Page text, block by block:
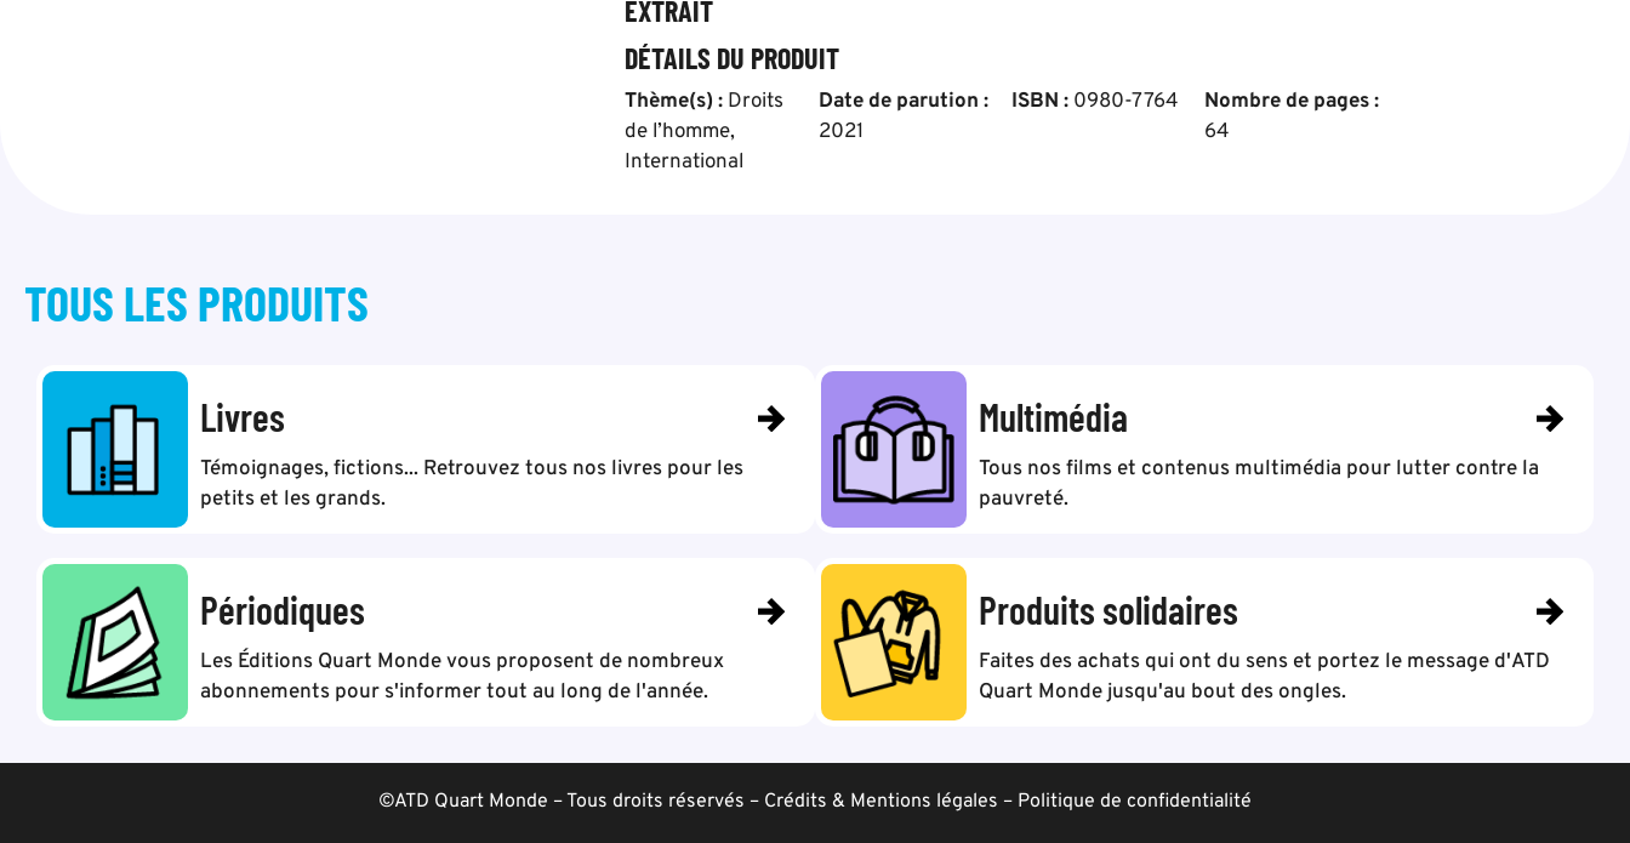
EXTRAIT
DÉTAILS DU PRODUIT
Thème(s) : Droits
de l’homme,
International
Date de parution :
2021
ISBN : 0980-7764
Nombre de pages :
64
TOUS LES PRODUITS
Livres
Témoignages, fictions... Retrouvez tous nos livres pour les
petits et les grands.
Multimédia
Tous nos films et contenus multimédia pour lutter contre la
pauvreté.
Périodiques
Les Éditions Quart Monde vous proposent de nombreux
abonnements pour s'informer tout au long de l'année.
Produits solidaires
Faites des achats qui ont du sens et portez le message d'ATD
Quart Monde jusqu'au bout des ongles.
©ATD Quart Monde – Tous droits réservés – Crédits & Mentions légales – Politique de confidentialité